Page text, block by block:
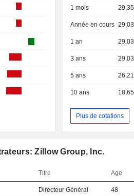
1 mois 29,35
Année en cours 29,03
1 an 29,03
3 ans 29,03
5 ans 26,21
10 ans 18,65
Plus de cotations
Zillow Group, Inc.
Titre Age
Directeur Général 48